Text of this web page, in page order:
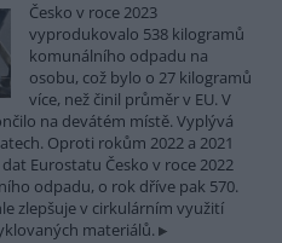
Česko v roce 2023
vyprodukovalo 538 kilogramů
komunálního odpadu na
osobu, což bylo o 27 kilogramů
více, než činil průměr v EU. V
na devátém místě. Vyplývá
Oproti rokům 2022 a 2021
Eurostatu Česko v roce 2022
odpadu, o rok dříve pak 570.
zlepšuje v cirkulárním využití
materiálů.